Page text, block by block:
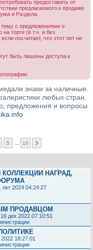
предоставить от
предлагаемого к продаже
и Раздела.
с предложениями о
на торги (в т.ч. и без
посчитает, что этот лот не
быть лишены доступа к
знаки за наличные.
любых стран.
предложения и вопросы
5 10
НАГРАД,
окт 2024 04:24:27
ПРОДАВЦОМ
дек 2022 07:10:51
18:27:01